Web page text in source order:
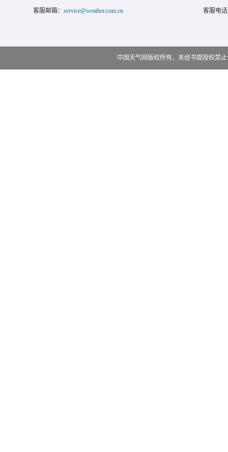
客服邮箱： service@weather.com.cn 客服电
中国天气网版权所有，未经书面授权